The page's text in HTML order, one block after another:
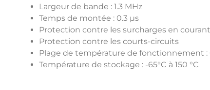
Largeur de bande : 1.3 MHz
Temps de montée : 0.3 μs
Protection contre les surcharges en courant
Protection contre les courts-circuits
Plage de température de fonctionnement :
Température de stockage : -65°C à 150 °C